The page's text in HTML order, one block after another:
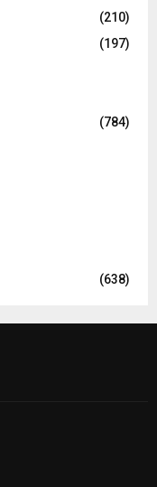
(210)
(197)
(784)
(638)